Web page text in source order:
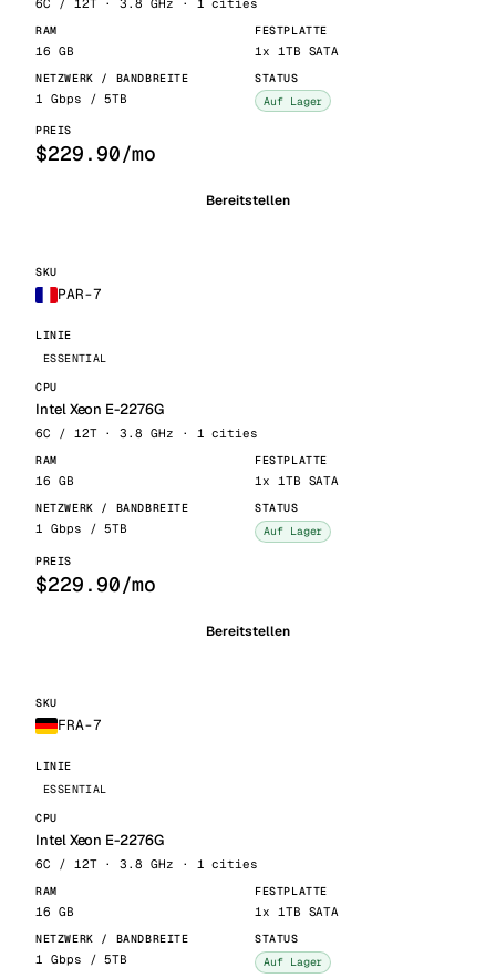
16 GB 1x 1TB SATA
1 Gbps / 5TB Auf Lager
$229.90/mo
Bereitstellen
PAR-7
ESSENTIAL
Intel Xeon E-2276G
6C / 12T · 3.8 GHz · 1 cities
16 GB 1x 1TB SATA
1 Gbps / 5TB Auf Lager
$229.90/mo
Bereitstellen
FRA-7
ESSENTIAL
Intel Xeon E-2276G
6C / 12T · 3.8 GHz · 1 cities
16 GB 1x 1TB SATA
1 Gbps / 5TB Auf Lager